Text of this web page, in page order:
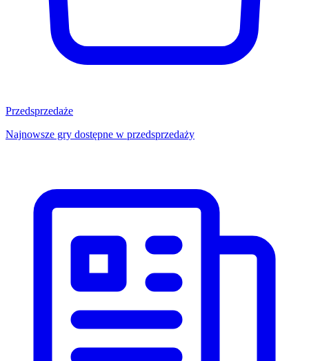
Przedsprzedaże
Najnowsze gry dostępne w przedsprzedaży